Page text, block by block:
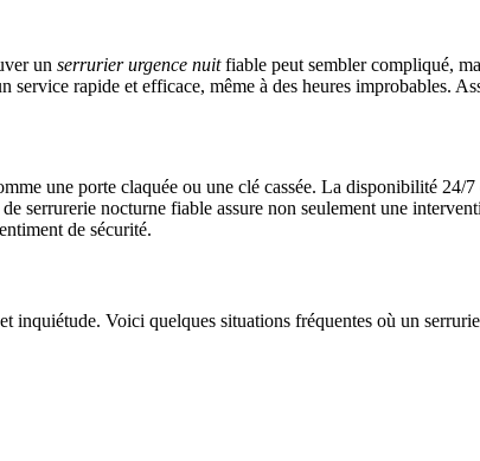
un serrurier urgence nuitfiable peut sembler compliqué,
rapide et efficace, même à des heures improbables.
une porte claquée ou une clé cassée. La disponibilité 24/
serrurerie nocturne fiable assure non seulement une
de sécurité.
inquiétude. Voici quelques situations fréquentes où un